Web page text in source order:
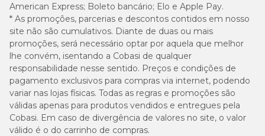
American Express; Boleto bancário; Elo e Apple Pay.
* As promoções, parcerias e descontos contidos em nosso
site não são cumulativos. Diante de duas ou mais
promoções, será necessário optar por aquela que melhor
lhe convém, isentando a Cobasi de qualquer
responsabilidade nesse sentido. Preços e condições de
pagamento exclusivos para compras via internet, podendo
variar nas lojas físicas. Todas as regras e promoções são
válidas apenas para produtos vendidos e entregues pela
Cobasi. Em caso de divergência de valores no site, o valor
válido é o do carrinho de compras.